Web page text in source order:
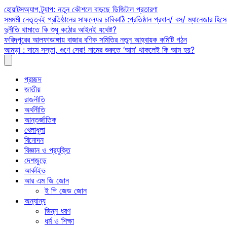
Skip
to
content
হোয়াটসঅ্যাপ ট্র্যাপ: নতুন কৌশলে বাড়ছে ডিজিটাল প্রতারণা
সমমর্মী নেতৃত্বই প্রতিষ্ঠানের সাফল্যের চাবিকাঠি :প্রতিষ্ঠান প্রধান/ বস/ ম্যানেজার
দুর্নীতি থামাতে কি শুধু কঠোর আইনই যথেষ্ট?
ফরিদপুরের আলফাডাঙ্গায় বাজার বণিক সমিতির নতুন আহ্বায়ক কমিটি গঠন
আমড়া : দামে সস্তা, গুণে সেরা! নামের শুরুতে ‘আম’ থাকলেই কি আম হয়?
প্রচ্ছদ
জাতীয়
রাজনীতি
অর্থনীতি
আন্তর্জাতিক
খেলাধুলা
বিনোদন
বিজ্ঞান ও প্রযুক্তি
দেশজুড়ে
আর্কাইভ
আর এম জি জোন
ই পি জেড জোন
অন্যান্য
ভিন্ন ধরণ
ধর্ম ও শিক্ষা